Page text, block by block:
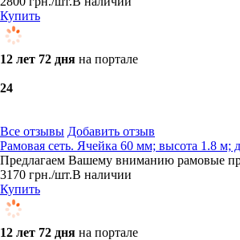
Купить
12 лет 72 дня на портале
24
Все отзывы Добавить отзыв
Рамовая сеть. Ячейка 60 мм; высота 1.8
Предлагаем Вашему вниманию рамовые
3170 грн./шт.В наличии
Купить
12 лет 72 дня на портале